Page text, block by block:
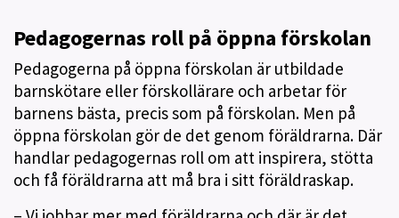
Pedagogernas roll på öppna förskolan
Pedagogerna på öppna förskolan är utbildade
barnskötare eller förskollärare och arbetar för
barnens bästa, precis som på förskolan. Men på
öppna förskolan gör de det genom föräldrarna. Där
handlar pedagogernas roll om att inspirera, stötta
och få föräldrarna att må bra i sitt föräldraskap.